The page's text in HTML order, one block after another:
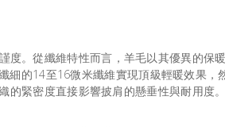
度。從纖維特性而言，羊毛以其優異的保
的14至16微米纖維實現頂級輕暖效果，
的緊密度直接影響披肩的懸垂性與耐用度